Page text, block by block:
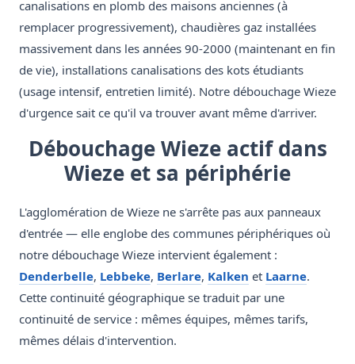
canalisations en plomb des maisons anciennes (à
remplacer progressivement), chaudières gaz installées
massivement dans les années 90-2000 (maintenant en fin
de vie), installations canalisations des kots étudiants
(usage intensif, entretien limité). Notre débouchage Wieze
d'urgence sait ce qu'il va trouver avant même d'arriver.
Débouchage Wieze actif dans
Wieze et sa périphérie
L'agglomération de Wieze ne s'arrête pas aux panneaux
d'entrée — elle englobe des communes périphériques où
notre débouchage Wieze intervient également :
Denderbelle, Lebbeke, Berlare, Kalken et Laarne.
Cette continuité géographique se traduit par une
continuité de service : mêmes équipes, mêmes tarifs,
mêmes délais d'intervention.